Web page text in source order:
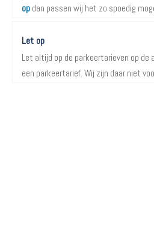
op dan passen wij het zo spoedig
Let op
Let altijd op de parkeertarieven op
een parkeertarief. Wij zijn daar niet